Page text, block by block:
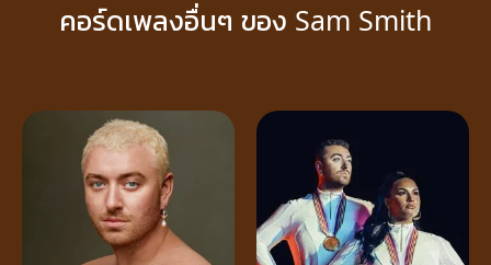
คอร์ดเพลงอื่นๆ ของ Sam Smith